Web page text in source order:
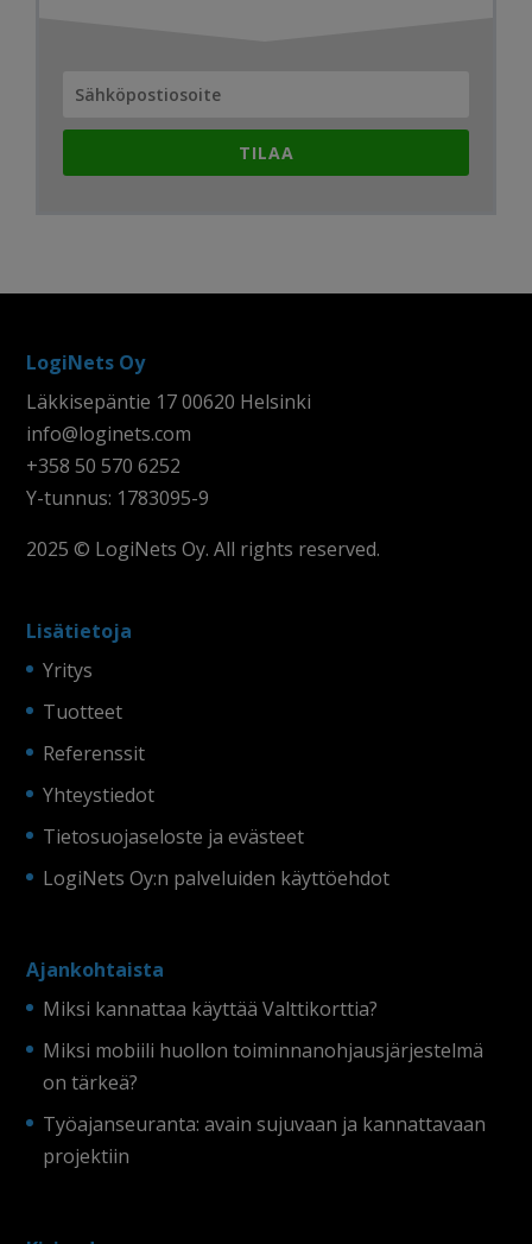
TILAA
LogiNets Oy
Läkkisepäntie 17 00620 Helsinki
info@loginets.com
+358 50 570 6252
Y-tunnus: 1783095-9
2025 © LogiNets Oy. All rights reserved.
Lisätietoja
Yritys
Tuotteet
Referenssit
Yhteystiedot
Tietosuojaseloste ja evästeet
LogiNets Oy:n palveluiden käyttöehdot
Ajankohtaista
Miksi kannattaa käyttää Valttikorttia?
Miksi mobiili huollon toiminnanohjausjärjestelmä
on tärkeä?
Työajanseuranta: avain sujuvaan ja kannattavaan
projektiin